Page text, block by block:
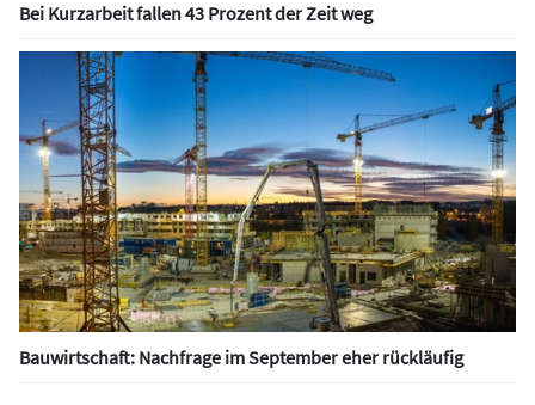
Bei Kurzarbeit fallen 43 Prozent der Zeit weg
Bauwirtschaft: Nachfrage im September eher rückläufig